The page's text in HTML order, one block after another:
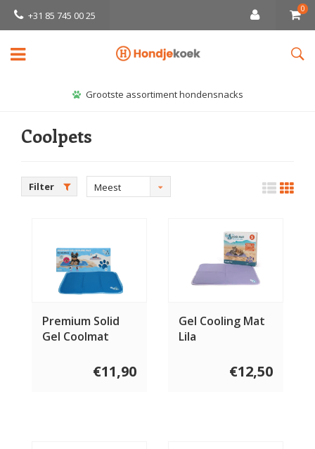
+31 85 745 00 25
0
Grootste assortiment hondensnacks
Coolpets
Filter
Meest
Premium Solid
Gel Coolmat
€11,90
Gel Cooling Mat
Lila
€12,50